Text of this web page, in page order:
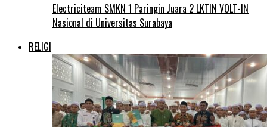
Electriciteam SMKN 1 Paringin Juara 2 LKTIN VOLT-IN
Nasional di Universitas Surabaya
RELIGI